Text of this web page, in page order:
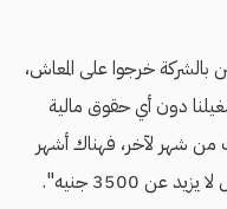
بالشركة خرجوا على المعاش،
دون أي حقوق مالية
شهر لآخر، فهناك أشهر